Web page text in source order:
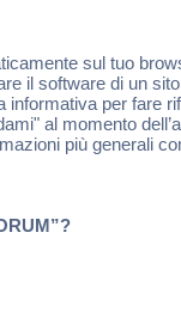
sul tuo
il software di un
per
al momento
più generali